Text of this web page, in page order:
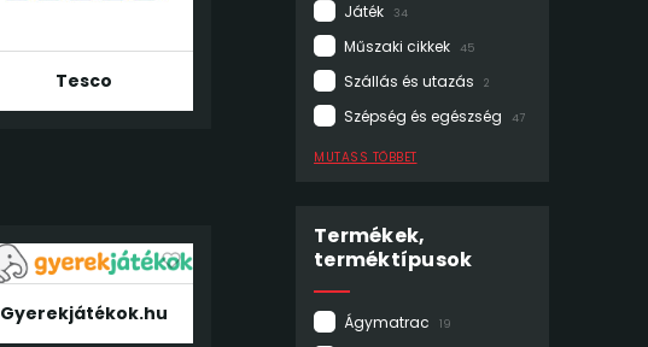
Játék 34
Műszaki cikkek 45
Szállás és utazás 2
Szépség és egészség 47
MUTASS TÖBBET
Termékek,
terméktípusok
Ágymatrac 19
Tesco
Gyerekjátékok.hu